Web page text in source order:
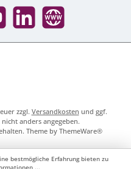
LinkedIn Website
zzgl. Versandkosten und ggf.
anders angegeben.
Theme by ThemeWare®
bestmögliche Erfahrung bieten zu
...